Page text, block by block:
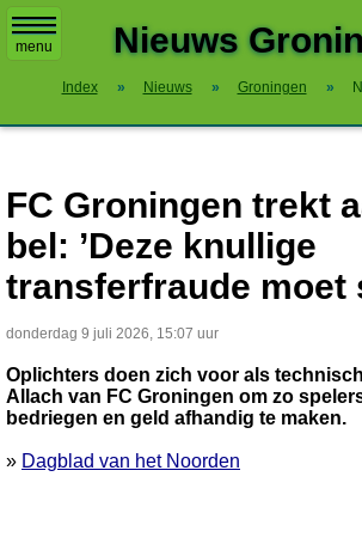
menu Nieuws
Index » Nieuws » Groningen »
FC Groningen trekt
bel: ’Deze knullige
transferfraude moet
donderdag 9 juli 2026, 15:07 uur
Oplichters doen zich voor als
Allach van FC Groningen om zo
bedriegen en geld afhandig te maken.
» Dagblad van het Noorden